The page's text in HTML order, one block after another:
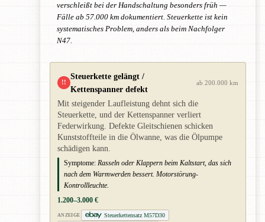
verschleißt bei der Handschaltung besonders früh —
Fälle ab 57.000 km dokumentiert. Steuerkette ist kein
systematisches Problem, anders als beim Nachfolger
N47.
!!
Steuerkette gelängt /
Kettenspanner defekt
ab 200.000 km
Mit steigender Laufleistung dehnt sich die
Steuerkette, und der Kettenspanner verliert
Federwirkung. Defekte Gleitschienen schicken
Kunststoffteile in die Ölwanne, was die Ölpumpe
schädigen kann.
Symptome: Rasseln oder Klappern beim Kaltstart, das sich
nach dem Warmwerden bessert. Motorstörung-
Kontrollleuchte.
1.200–3.000 €
ANZEIGE
Steuerkettensatz M57D30